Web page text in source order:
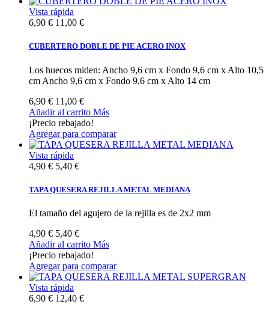
Vista rápida
6,90 € 11,00 €
CUBERTERO DOBLE DE PIE ACERO INOX
Los huecos miden: Ancho 9,6 cm x Fondo 9,6 cm x Alto 10,5
cm Ancho 9,6 cm x Fondo 9,6 cm x Alto 14 cm
6,90 € 11,00 €
Añadir al carrito Más
¡Precio rebajado!
Agregar para comparar
Vista rápida
4,90 € 5,40 €
TAPA QUESERA REJILLA METAL MEDIANA
El tamaño del agujero de la rejilla es de 2x2 mm
4,90 € 5,40 €
Añadir al carrito Más
¡Precio rebajado!
Agregar para comparar
Vista rápida
6,90 € 12,40 €